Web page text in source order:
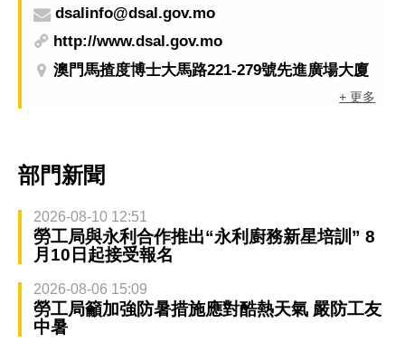
dsalinfo@dsal.gov.mo
http://www.dsal.gov.mo
澳門馬揸度博士大馬路221-279號先進廣場大廈
+ 更多
部門新聞
2026-08-10 12:51
勞工局與永利合作推出“永利廚務新星培訓” 8
月10日起接受報名
2026-08-06 15:09
勞工局籲加強防暑措施應對酷熱天氣 嚴防工友
中暑